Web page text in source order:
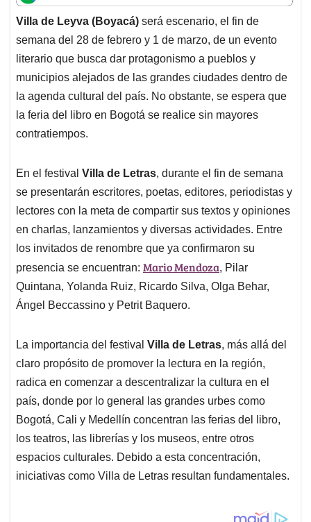
t
s
A
p
p
e
b
o
o
k
k
e
d
I
n
i
l
e
a
d
s
Villa de Leyva (Boyacá) será escenario, el fin de
semana del 28 de febrero y 1 de marzo, de un evento
literario que busca dar protagonismo a pueblos y
municipios alejados de las grandes ciudades dentro de
la agenda cultural del país. No obstante, se espera que
la feria del libro en Bogotá se realice sin mayores
contratiempos.
En el festival Villa de Letras, durante el fin de semana
se presentarán escritores, poetas, editores, periodistas y
lectores con la meta de compartir sus textos y opiniones
en charlas, lanzamientos y diversas actividades. Entre
los invitados de renombre que ya confirmaron su
presencia se encuentran: Mario Mendoza, Pilar
Quintana, Yolanda Ruiz, Ricardo Silva, Olga Behar,
Ángel Beccassino y Petrit Baquero.
La importancia del festival Villa de Letras, más allá del
claro propósito de promover la lectura en la región,
radica en comenzar a descentralizar la cultura en el
país, donde por lo general las grandes urbes como
Bogotá, Cali y Medellín concentran las ferias del libro,
los teatros, las librerías y los museos, entre otros
espacios culturales. Debido a esta concentración,
iniciativas como Villa de Letras resultan fundamentales.